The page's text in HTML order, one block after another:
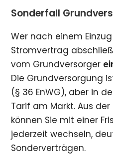
Sonderfall
Wer nach einem
Stromvertrag
vom Grundversorger
Die Grundversorgung
(§ 36 EnWG), aber in
Tarif am Markt. Aus
können Sie mit einer
jederzeit wechseln,
Sonderverträgen.